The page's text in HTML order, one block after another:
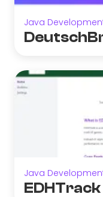
Java
Java
EDHTrack